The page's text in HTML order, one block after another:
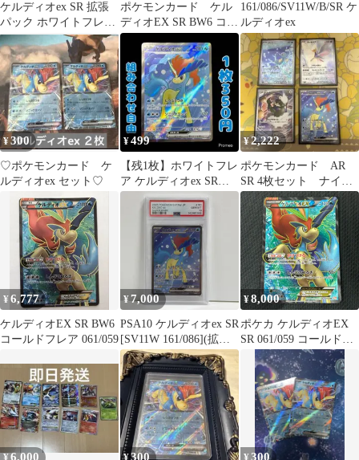
ケルディオex SR 拡張
パック ホワイトフレア
sv11W 161/083
ポケモンカード ケル
ディオEX SR BW6 コー
ルドフレア 061/059
161/086/SV11W/B/SR ケ
ルディオex
¥300
♡ポケモンカード ケ
ルディオex セット♡
¥499
【残1枚】ホワイトフレ
ア ケルディオex SR
sv11W 161/086
¥2,222
ポケモンカード AR
SR 4枚セット ナイト
ワンダラー ホワイト
フレア収録
¥6,777
ケルディオEX SR BW6
コールドフレア 061/059
¥7,000
PSA10 ケルディオex SR
[SV11W 161/086](拡張
パック「ホワイトフレ
ア」)
¥8,000
ポケカ ケルディオEX
SR 061/059 コールドフ
レア
¥6,000 ¥300 ¥300